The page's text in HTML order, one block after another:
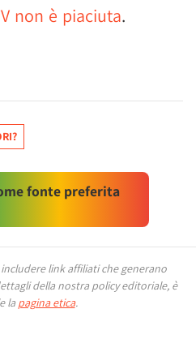
non è piaciuta.
fonte preferita
link affiliati che generano
della nostra policy editoriale, è
la pagina etica.